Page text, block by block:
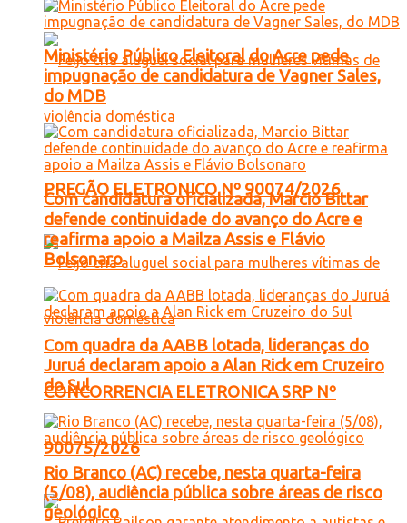
PREGÃO ELETRONICO Nº 90074/2026
CONCORRENCIA ELETRONICA SRP Nº
90075/2026
Ministério Público Eleitoral do Acre pede
impugnação de candidatura de Vagner Sales,
do MDB
Com candidatura oficializada, Marcio Bittar
defende continuidade do avanço do Acre e
reafirma apoio a Mailza Assis e Flávio
Bolsonaro
Com quadra da AABB lotada, lideranças do
Juruá declaram apoio a Alan Rick em Cruzeiro
do Sul
Rio Branco (AC) recebe, nesta quarta-feira
(5/08), audiência pública sobre áreas de risco
geológico